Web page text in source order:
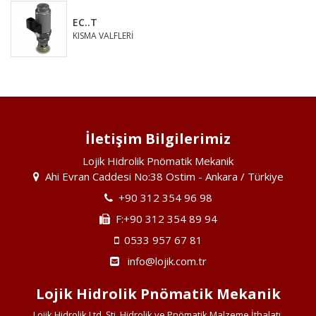
EC..T
KISMA VALFLERİ
İletişim Bilgilerimiz
Lojik Hidrolik Pnömatik Mekanik
Ahi Evran Caddesi No:38 Ostim - Ankara / Türkiye
+90 312 354 96 98
F:+90 312 354 89 94
0533 957 67 81
info@lojik.com.tr
Lojik Hidrolik Pnömatik Mekanik